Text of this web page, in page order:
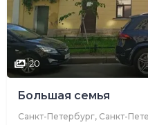
20
Большая семья
Санкт-Петербург, Санкт-